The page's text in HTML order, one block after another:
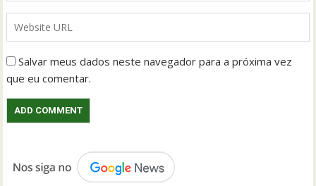
Salvar meus dados neste navegador para a próxima vez
que eu comentar.